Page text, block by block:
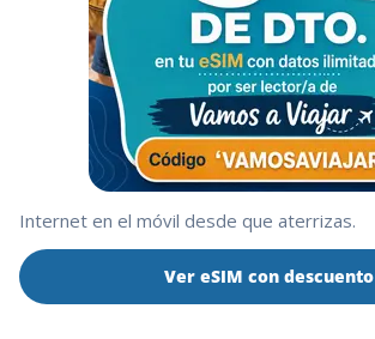
Internet en el móvil desde que aterrizas.
Ver eSIM con descuento